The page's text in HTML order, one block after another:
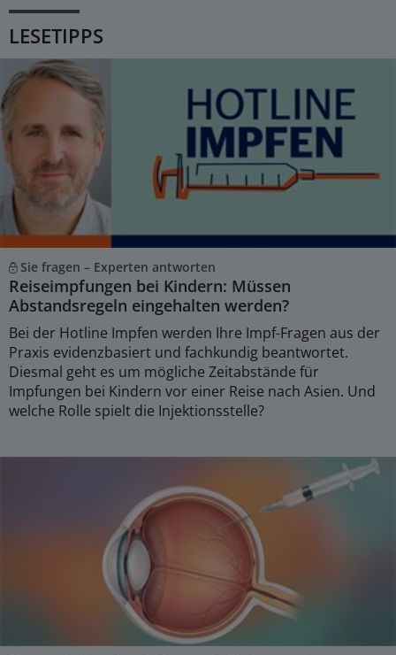
LESETIPPS
Sie fragen – Experten antworten
Reiseimpfungen bei Kindern: Müssen
Abstandsregeln eingehalten werden?
Bei der Hotline Impfen werden Ihre Impf-Fragen aus der
Praxis evidenzbasiert und fachkundig beantwortet.
Diesmal geht es um mögliche Zeitabstände für
Impfungen bei Kindern vor einer Reise nach Asien. Und
welche Rolle spielt die Injektionsstelle?